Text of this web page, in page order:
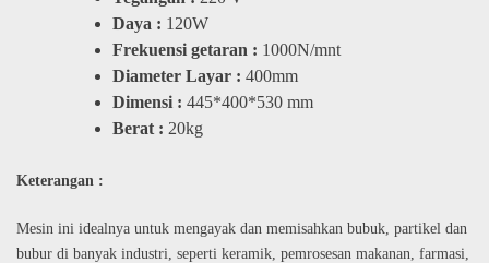
Daya : 120W
Frekuensi getaran : 1000N/mnt
Diameter Layar : 400mm
Dimensi : 445*400*530 mm
Berat : 20kg
Keterangan :
Mesin ini idealnya untuk mengayak dan memisahkan bubuk, partikel dan
bubur di banyak industri, seperti keramik, pemrosesan makanan, farmasi,